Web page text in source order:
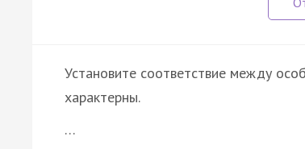
Установите соответствие между
характерны.
…